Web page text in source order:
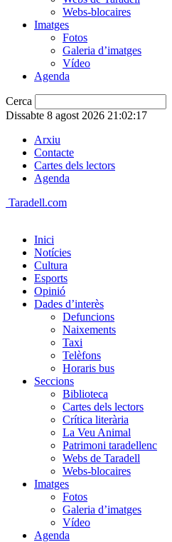
Webs-blocaires
Imatges
Fotos
Galeria d’imatges
Vídeo
Agenda
Cerca
Dissabte 8 agost 2026 21:02:17
Arxiu
Contacte
Cartes dels lectors
Agenda
Taradell.com
Inici
Notícies
Cultura
Esports
Opinió
Dades d’interès
Defuncions
Naixements
Taxi
Telèfons
Horaris bus
Seccions
Biblioteca
Cartes dels lectors
Crítica literària
La Veu Animal
Patrimoni taradellenc
Webs de Taradell
Webs-blocaires
Imatges
Fotos
Galeria d’imatges
Vídeo
Agenda